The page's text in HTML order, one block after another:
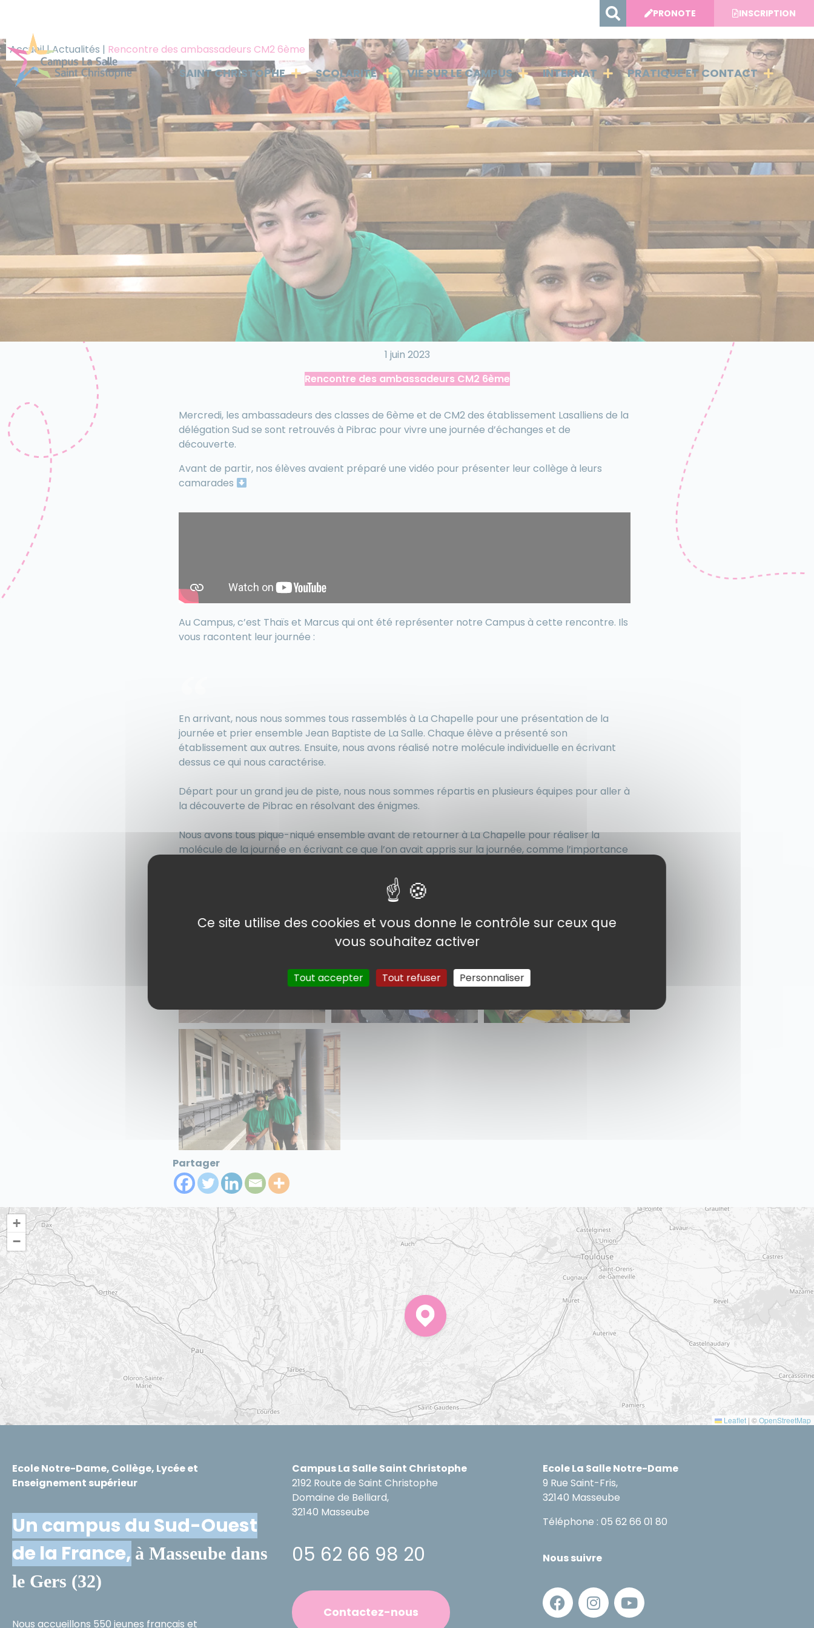
PRONOTE INSCRIPTION
SAINT CHRISTOPHE SCOLARITÉ VIE SUR LE CAMPUS INTERNAT PRATIQUE ET CONTACT
Accueil|Actualités | Rencontre des ambassadeurs CM2 6ème
1 juin 2023
Rencontre des ambassadeurs CM2 6ème
Mercredi, les ambassadeurs des classes de 6ème et de CM2 des établissement Lasalliens de la
délégation Sud se sont retrouvés à Pibrac pour vivre une journée d’échanges et de
découverte.
Avant de partir, nos élèves avaient préparé une vidéo pour présenter leur collège à leurs
camarades
Au Campus, c’est Thaïs et Marcus qui ont été représenter notre Campus à cette rencontre. Ils
vous racontent leur journée :
En arrivant, nous nous sommes tous rassemblés à La Chapelle pour une présentation de la
journée et prier ensemble Jean Baptiste de La Salle. Chaque élève a présenté son
établissement aux autres. Ensuite, nous avons réalisé notre molécule individuelle en écrivant
dessus ce qui nous caractérise.
Départ pour un grand jeu de piste, nous nous sommes répartis en plusieurs équipes pour aller à
la découverte de Pibrac en résolvant des énigmes.
Nous avons tous pique-niqué ensemble avant de retourner à La Chapelle pour réaliser la
molécule de la journée en écrivant ce que l’on avait appris sur la journée, comme l’importance
C’était une bonne journée avec des activités et des jeux sympas !
Partager
+
−
Leaflet | ©OpenStreetMap
Ecole Notre-Dame, Collège, Lycée et
Enseignement supérieur
Un campus du Sud-Ouest
de la France, à Masseube dans
le Gers (32)
Nous accueillons 550 jeunes français et
Campus La Salle Saint Christophe
2192 Route de Saint Christophe
Domaine de Belliard,
32140 Masseube
05 62 66 98 20
Contactez-nous
Ecole La Salle Notre-Dame
9 Rue Saint-Fris,
32140 Masseube
Téléphone : 05 62 66 01 80
Nous suivre
Ce site utilise des cookies et vous donne le contrôle sur ceux que
vous souhaitez activer
Tout accepter Tout refuser Personnaliser